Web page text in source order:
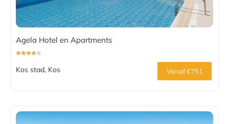
Agela Hotel en Apartments
Kos stad, Kos Vanaf €751